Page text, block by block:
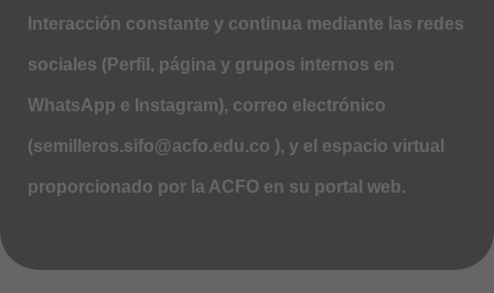
Interacción constante y continua mediante las redes
sociales (Perfil, página y grupos internos en
WhatsApp e Instagram), correo electrónico
(semilleros.sifo@acfo.edu.co ), y el espacio virtual
proporcionado por la ACFO en su portal web.